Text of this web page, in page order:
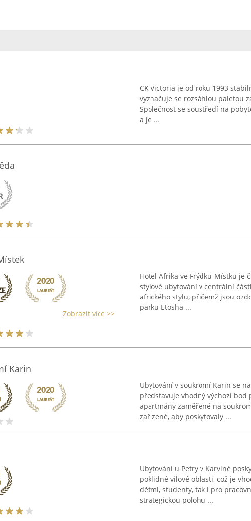
CK Victoria je od roku 1993
vyznačuje se rozsáhlou paletou
Společnost se soustředí na
a je ...
Zobrazit více >>
Hotel Afrika ve Frýdku-Místku je
stylové ubytování v centrální
afrického stylu, přičemž jsou
parku Etosha ...
Karin
Ubytování v soukromí Karin se
představuje vhodný výchozí bod
apartmány zaměřené na
zařízené, aby poskytovaly ...
Ubytování u Petry v Karviné
poklidné vilové oblasti, což je
dětmi, studenty, tak i pro
strategickou polohu ...